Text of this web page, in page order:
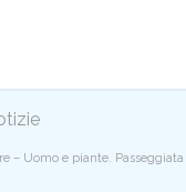
– Uomo e piante. Passeggiata